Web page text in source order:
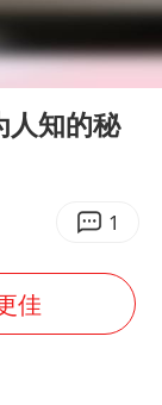
41岁女子为鼓励女儿考上985研究生
80后女柜员获聘4200亿银行副行长
24小时不关空调 电费反而更低？
人情买卖”
改名了
性离岗
00:12
知的秘
1
佳